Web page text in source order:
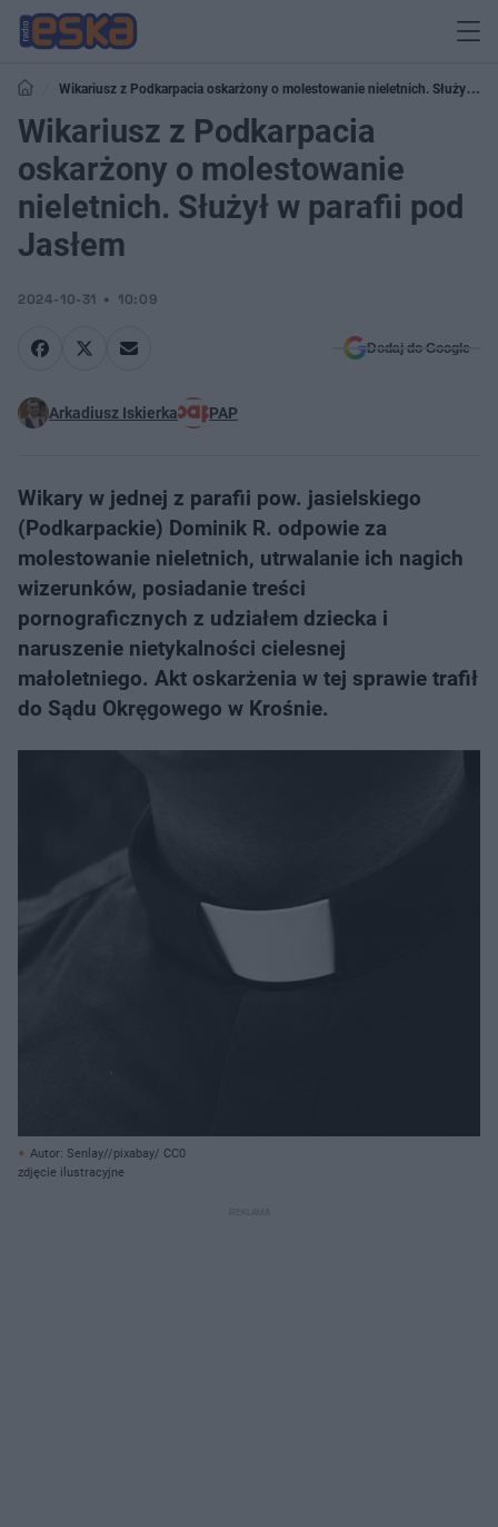
Wikariusz z Podkarpacia oskarżony o molestowanie nieletnich. Służył w
parafii pod Jasłem
Wikariusz z Podkarpacia
oskarżony o molestowanie
nieletnich. Służył w parafii pod
Jasłem
2024-10-31 10:09
Dodaj do Google
Arkadiusz Iskierka PAP
Wikary w jednej z parafii pow. jasielskiego
(Podkarpackie) Dominik R. odpowie za
molestowanie nieletnich, utrwalanie ich nagich
wizerunków, posiadanie treści
pornograficznych z udziałem dziecka i
naruszenie nietykalności cielesnej
małoletniego. Akt oskarżenia w tej sprawie trafił
do Sądu Okręgowego w Krośnie.
Autor: Senlay//pixabay/ CC0
zdjęcie ilustracyjne